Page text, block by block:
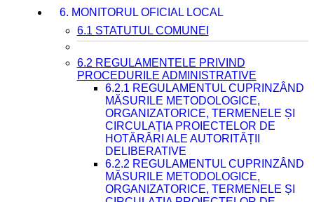
6. MONITORUL OFICIAL LOCAL
6.1 STATUTUL COMUNEI
6.2 REGULAMENTELE PRIVIND
PROCEDURILE ADMINISTRATIVE
6.2.1 REGULAMENTUL CUPRINZÂND
MĂSURILE METODOLOGICE,
ORGANIZATORICE, TERMENELE ȘI
CIRCULAȚIA PROIECTELOR DE
HOTĂRÂRI ALE AUTORITĂȚII
DELIBERATIVE
6.2.2 REGULAMENTUL CUPRINZÂND
MĂSURILE METODOLOGICE,
ORGANIZATORICE, TERMENELE ȘI